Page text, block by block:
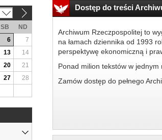
Dostęp do treści
Archiwum Rzeczpospolitej to
na łamach dziennika od 1993
perspektywę ekonomiczną i
Ponad milion tekstów w jednym
Zamów dostęp do pełnego
SB
ND
6
7
13
14
20
21
27
28